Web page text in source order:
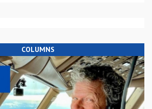
COLUMNS